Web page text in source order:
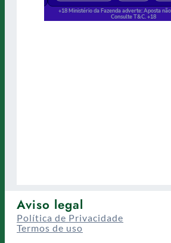
Aviso legal
Política de Privacidade
Termos de uso